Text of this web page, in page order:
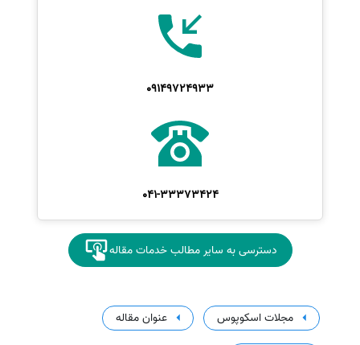
09149724933
041-33373424
دسترسی به سایر مطالب خدمات مقاله
مجلات اسکوپوس عنوان مقاله